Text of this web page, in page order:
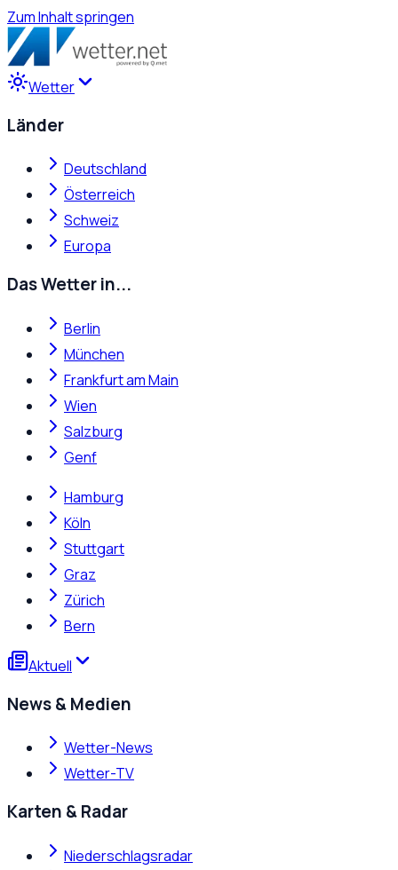
Zum Inhalt springen
Wetter
Länder
Deutschland
Österreich
Schweiz
Europa
Das Wetter in...
Berlin
München
Frankfurt am Main
Wien
Salzburg
Genf
Hamburg
Köln
Stuttgart
Graz
Zürich
Bern
Aktuell
News & Medien
Wetter-News
Wetter-TV
Karten & Radar
Niederschlagsradar